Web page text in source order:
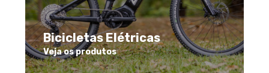
Bicicletas Elétricas
Veja os produtos